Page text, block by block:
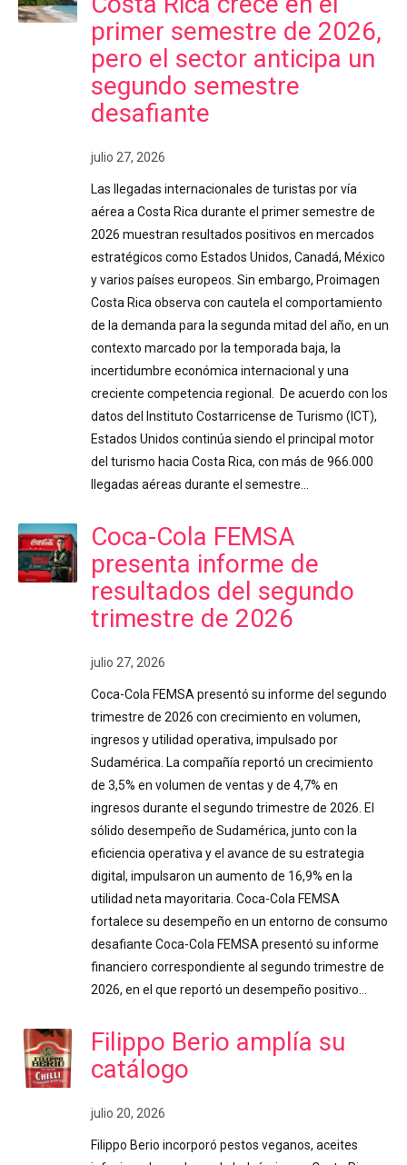
primer semestre de 2026,
pero el sector anticipa un
segundo semestre
desafiante
julio 27, 2026
Las llegadas internacionales de turistas por vía
aérea a Costa Rica durante el primer semestre de
2026 muestran resultados positivos en mercados
estratégicos como Estados Unidos, Canadá, México
y varios países europeos. Sin embargo, Proimagen
Costa Rica observa con cautela el comportamiento
de la demanda para la segunda mitad del año, en un
contexto marcado por la temporada baja, la
incertidumbre económica internacional y una
creciente competencia regional. De acuerdo con los
datos del Instituto Costarricense de Turismo (ICT),
Estados Unidos continúa siendo el principal motor
del turismo hacia Costa Rica, con más de 966.000
llegadas aéreas durante el semestre…
Coca-Cola FEMSA
presenta informe de
resultados del segundo
trimestre de 2026
julio 27, 2026
Coca-Cola FEMSA presentó su informe del segundo
trimestre de 2026 con crecimiento en volumen,
ingresos y utilidad operativa, impulsado por
Sudamérica. La compañía reportó un crecimiento
de 3,5% en volumen de ventas y de 4,7% en
ingresos durante el segundo trimestre de 2026. El
sólido desempeño de Sudamérica, junto con la
eficiencia operativa y el avance de su estrategia
digital, impulsaron un aumento de 16,9% en la
utilidad neta mayoritaria. Coca-Cola FEMSA
fortalece su desempeño en un entorno de consumo
desafiante Coca-Cola FEMSA presentó su informe
financiero correspondiente al segundo trimestre de
2026, en el que reportó un desempeño positivo…
Filippo Berio amplía su
catálogo
julio 20, 2026
Filippo Berio incorporó pestos veganos, aceites